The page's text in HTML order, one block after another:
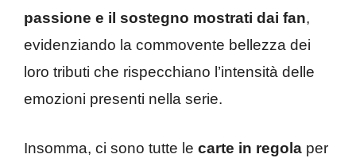
passione e il sostegno mostrati dai fan,
evidenziando la commovente bellezza dei
loro tributi che rispecchiano l’intensità delle
emozioni presenti nella serie.
Insomma, ci sono tutte le carte in regola per